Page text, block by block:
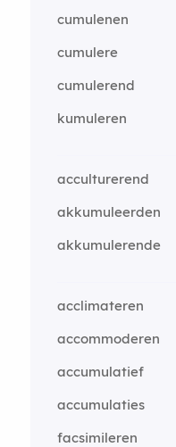
cumulenen
cumulere
cumulerend
kumuleren
acculturerend
akkumuleerden
akkumulerende
acclimateren
accommoderen
accumulatief
accumulaties
facsimileren